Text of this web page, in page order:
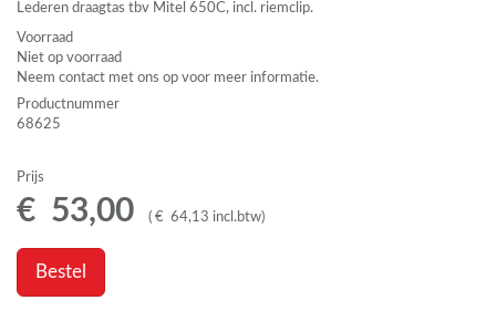
Lederen draagtas tbv Mitel 650C, incl. riemclip.
Voorraad
Niet op voorraad
Neem contact met ons op voor meer informatie.
Productnummer
68625
Prijs
€ 53,00 ( € 64,13 incl.btw)
Bestel